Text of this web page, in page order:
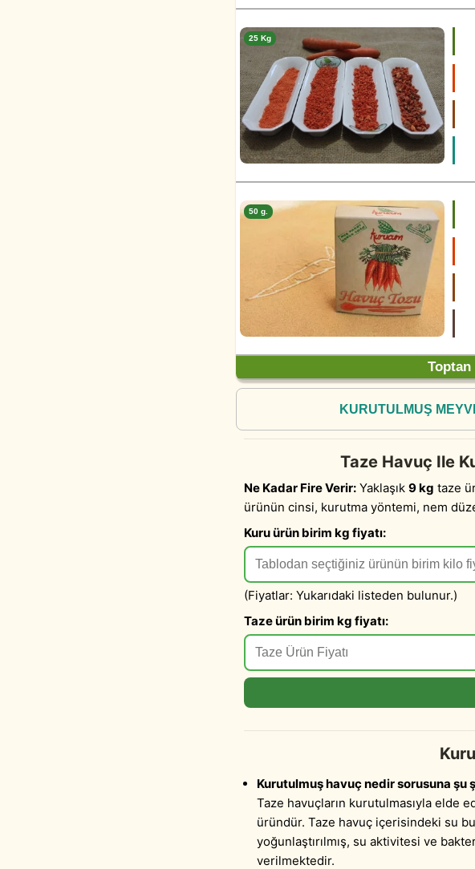
25 Kg
50 g.
Toptan
KURUTULMUŞ
Taze Havuç Ile
Ne Kadar Fire Verir:Yaklaşık 9 kg taze
ürünün cinsi, kurutma yöntemi, nem
Kuru ürün birim kg fiyatı:
(Fiyatlar: Yukarıdaki listeden bulunur.)
Taze ürün birim kg fiyatı:
Kurutulmuş havuç nedir sorusuna şu
Taze havuçların kurutulmasıyla elde
üründür. Taze havuç içerisindeki su
yoğunlaştırılmış, su aktivitesi ve
verilmektedir.